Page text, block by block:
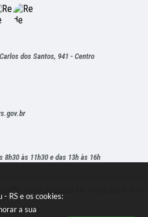
RS e os cookies:
a sua
dos Santos, 941 - Centro
8h30 às 11h30 e das 13h às 16h
Dados Abertos